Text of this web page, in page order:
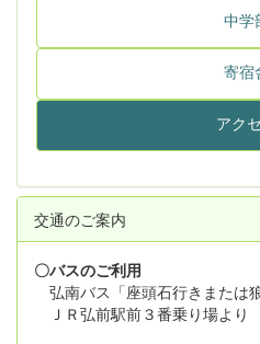
中学
寄宿
アク
交通のご案内
〇バスのご利用
弘南バス「座頭石行きまたは
ＪＲ弘前駅前３番乗り場より